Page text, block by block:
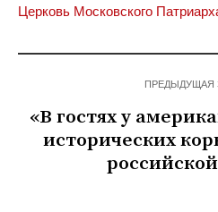
Церковь Московского
ПРЕДЫДУЩАЯ
«В гостях у
исторических